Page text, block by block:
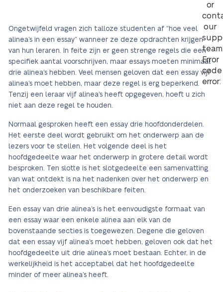
or
our
Error
code
error:
Ongetwijfeld vragen zich talloze studenten af “hoe veel
alinea’s in een essay” wanneer ze deze opdrachten krijgen
van hun leraren. In feite zijn er geen strenge regels die een
specifiek aantal voorschrijven, maar essays moeten minimaal
drie alinea’s hebben. Veel mensen geloven dat een essay vijf
alinea’s moet hebben, maar deze regel is erg beperkend.
Tenzij een leraar vijf alinea’s heeft opgegeven, hoeft u zich
niet aan deze regel te houden.
Normaal gesproken heeft een essay drie hoofdonderdelen.
Het eerste deel wordt gebruikt om het onderwerp aan de
lezers voor te stellen. Het volgende deel is het
hoofdgedeelte waar het onderwerp in grotere detail wordt
besproken. Ten slotte is het slotgedeelte een samenvatting
van wat ontdekt is na het nadenken over het onderwerp en
het onderzoeken van beschikbare feiten.
Een essay van drie alinea’s is het eenvoudigste formaat van
een essay waar een enkele alinea aan elk van de
bovenstaande secties is toegewezen. Degene die geloven
dat een essay vijf alinea’s moet hebben, geloven ook dat het
hoofdgedeelte uit drie alinea’s moet bestaan. Echter, in de
werkelijkheid is het acceptabel dat het hoofdgedeelte
minder of meer alinea’s heeft.